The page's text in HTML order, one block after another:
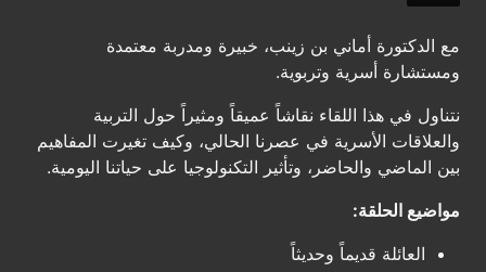
مع الدكتورة أماني بن زينب، خبيرة ومدربة معتمدة
ومستشارة أسرية وتربوية.
نتناول في هذا اللقاء نقاشاً عميقاً ومثيراً حول التربية
والعلاقات الأسرية في عصرنا الحالي، وكيف تغيرت المفاهيم
بين الماضي والحاضر، وتأثير التكنولوجيا على حياتنا اليومية.
مواضيع الحلقة:
العائلة قديماً وحديثاً